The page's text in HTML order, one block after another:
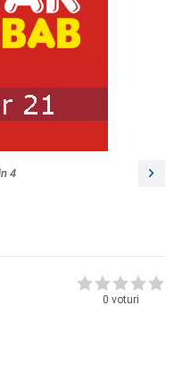
4
0 voturi